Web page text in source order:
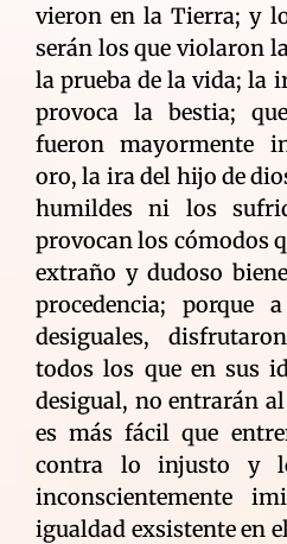
vieron en la Tierra; y
serán los que violaron
la prueba de la vida; la
provoca la bestia;
fueron mayormente
oro, la ira del hijo de
humildes ni los
provocan los cómodos
extraño y dudoso
procedencia; porque
desiguales,
todos los que en sus
desigual, no entrarán
es más fácil que
contra lo injusto y
inconscientemente
igualdad exsistente en